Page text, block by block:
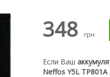
348 грн
Если Ваш
Neffos Y5L TP801A